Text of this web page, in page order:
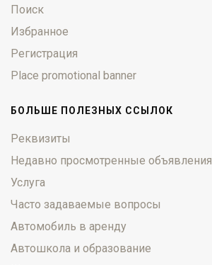
Поиск
Избранное
Регистрация
Place promotional banner
БОЛЬШЕ ПОЛЕЗНЫХ ССЫЛОК
Реквизиты
Недавно просмотренные объявления
Услуга
Часто задаваемые вопросы
Автомобиль в аренду
Автошкола и образование